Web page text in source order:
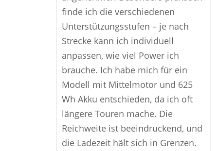
finde ich die verschiedenen
Unterstützungsstufen – je nach
Strecke kann ich individuell
anpassen, wie viel Power ich
brauche. Ich habe mich für ein
Modell mit Mittelmotor und 625
Wh Akku entschieden, da ich oft
längere Touren mache. Die
Reichweite ist beeindruckend, und
die Ladezeit hält sich in Grenzen.